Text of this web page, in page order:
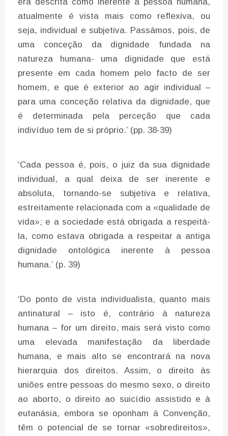
atualmente é vista mais como reflexiva, ou
seja, individual e subjetiva. Passámos, pois, de
uma conceção da dignidade fundada na
natureza humana- uma dignidade que está
presente em cada homem pelo facto de ser
homem, e que é exterior ao agir individual –
para uma conceção relativa da dignidade, que
é determinada pela perceção que cada
indivíduo tem de si próprio.’ (pp. 38-39)
‘Cada pessoa é, pois, o juiz da sua dignidade
individual, a qual deixa de ser inerente e
absoluta, tornando-se subjetiva e relativa,
estreitamente relacionada com a «qualidade de
vida»; e a sociedade está obrigada a respeitá-
la, como estava obrigada a respeitar a antiga
dignidade ontológica inerente à pessoa
humana.’ (p. 39)
‘Do ponto de vista individualista, quanto mais
antinatural – isto é, contrário à natureza
humana – for um direito, mais será visto como
uma elevada manifestação da liberdade
humana, e mais alto se encontrará na nova
hierarquia dos direitos. Assim, o direito às
uniões entre pessoas do mesmo sexo, o direito
ao aborto, o direito ao suicídio assistido e à
eutanásia, embora se oponham à Convenção,
têm o potencial de se tornar «sobredireitos»,